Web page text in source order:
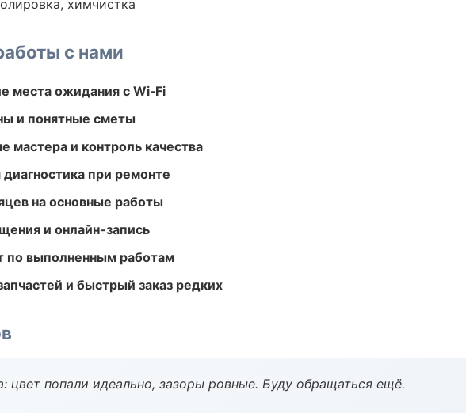
химчистка
с нами
места ожидания с Wi‑Fi
и понятные сметы
мастера и контроль качества
диагностика при ремонте
на основные работы
и онлайн-запись
по выполненным работам
и быстрый заказ редких
цвет попали идеально, зазоры ровные. Буду обращаться ещё.